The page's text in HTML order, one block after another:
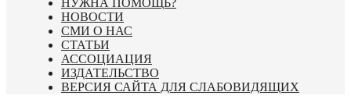
НУЖНА ПОМОЩЬ?
НОВОСТИ
СМИ О НАС
СТАТЬИ
АССОЦИАЦИЯ
ИЗДАТЕЛЬСТВО
ВЕРСИЯ САЙТА ДЛЯ СЛАБОВИДЯЩИХ